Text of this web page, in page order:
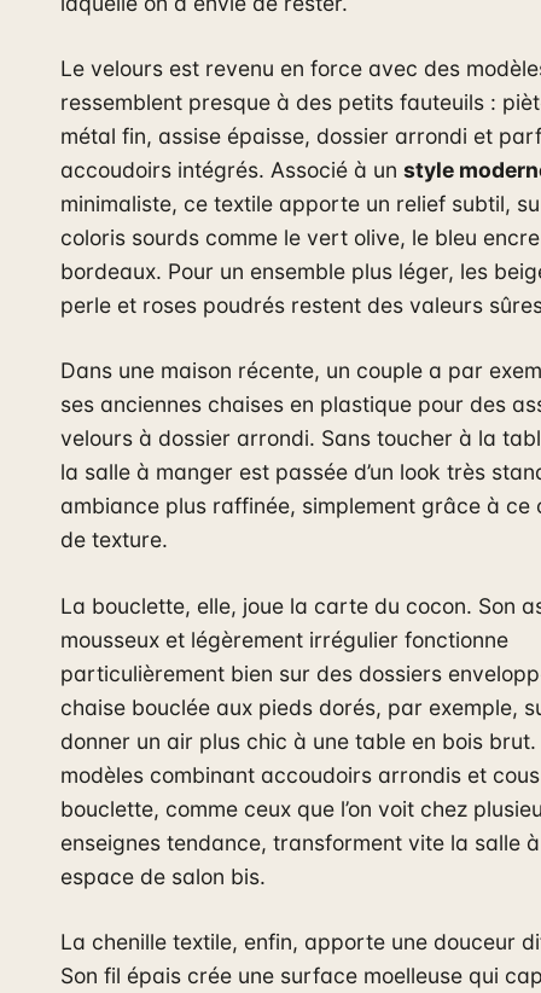
Le velours est revenu en force avec des
ressemblent presque à des petits fauteuils :
métal fin, assise épaisse, dossier arrondi et
accoudoirs intégrés. Associé à un style
minimaliste, ce textile apporte un relief subtil,
coloris sourds comme le vert olive, le bleu
bordeaux. Pour un ensemble plus léger, les
perle et roses poudrés restent des valeurs
Dans une maison récente, un couple a par
ses anciennes chaises en plastique pour des
velours à dossier arrondi. Sans toucher à la
la salle à manger est passée d’un look très
ambiance plus raffinée, simplement grâce à ce
de texture.
La bouclette, elle, joue la carte du cocon. Son
mousseux et légèrement irrégulier fonctionne
particulièrement bien sur des dossiers
chaise bouclée aux pieds dorés, par exemple,
donner un air plus chic à une table en bois brut.
modèles combinant accoudoirs arrondis et
bouclette, comme ceux que l’on voit chez
enseignes tendance, transforment vite la salle
espace de salon bis.
La chenille textile, enfin, apporte une douceur
Son fil épais crée une surface moelleuse qui